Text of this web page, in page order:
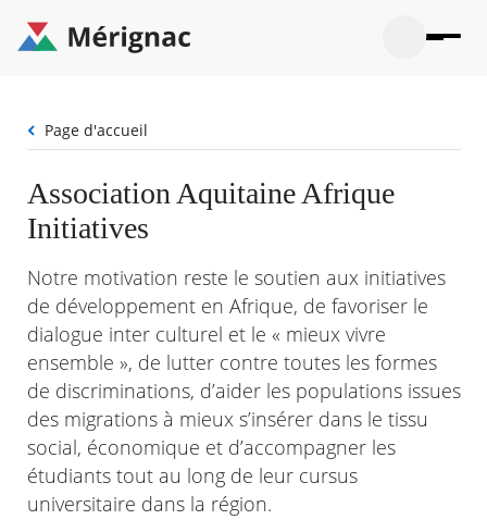
contenu
principal
page
d'accueil
21° Moyen
le
Mon quotidien
Participation citoyenne
à
Mes démarches
menu
Mon Profil
le
Fil
d'Ariane
Page d'accueil
Association Aquitaine Afrique
Initiatives
Notre motivation reste le soutien aux initiatives
de développement en Afrique, de favoriser le
dialogue inter culturel et le « mieux vivre
ensemble », de lutter contre toutes les formes
de discriminations, d’aider les populations issues
des migrations à mieux s’insérer dans le tissu
social, économique et d’accompagner les
étudiants tout au long de leur cursus
universitaire dans la région.